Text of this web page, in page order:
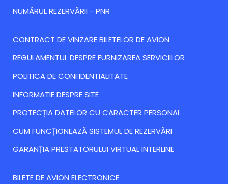
NUMĂRUL REZERVĂRII - PNR
CONTRACT DE VINZARE BILETELOR DE AVION
REGULAMENTUL DESPRE FURNIZAREA SERVICIILOR
POLITICA DE CONFIDENTIALITATE
INFORMATIE DESPRE SITE
PROTECȚIA DATELOR CU CARACTER PERSONAL
CUM FUNCȚIONEAZĂ SISTEMUL DE REZERVĂRI
GARANȚIA PRESTATORULUI VIRTUAL INTERLINE
BILETE DE AVION ELECTRONICE